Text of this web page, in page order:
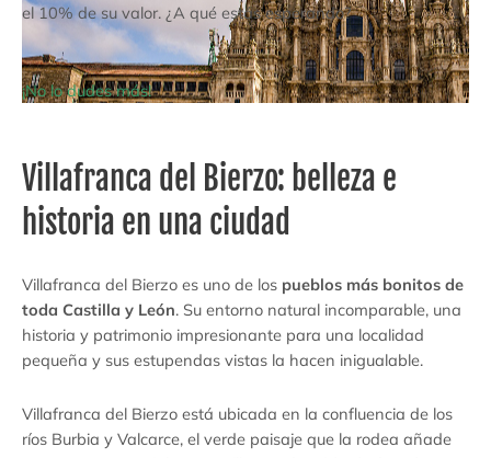
el 10% de su valor. ¿A qué estás esperando?
¡No lo dudes más!
Villafranca del Bierzo: belleza e
historia en una ciudad
Villafranca del Bierzo es uno de los pueblos más bonitos de
toda Castilla y León. Su entorno natural incomparable, una
historia y patrimonio impresionante para una localidad
pequeña y sus estupendas vistas la hacen inigualable.
Villafranca del Bierzo está ubicada en la confluencia de los
ríos Burbia y Valcarce, el verde paisaje que la rodea añade